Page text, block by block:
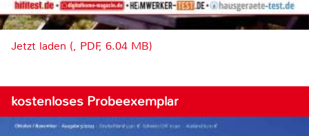
Jetzt laden (, PDF, 6.04 MB)
kostenloses Probeexemplar